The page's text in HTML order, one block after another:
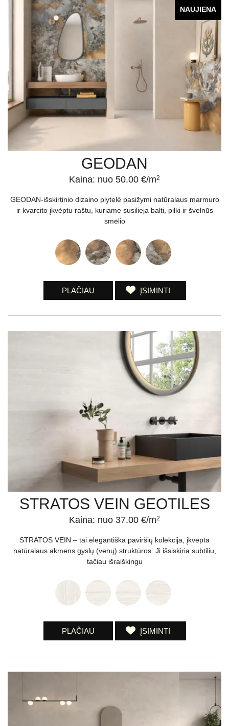
NAUJIENA
GEODAN
Kaina: nuo 50.00 €/m2
GEODAN-išskirtinio dizaino plytelė pasižymi natūralaus marmuro
ir kvarcito įkvėptu raštu, kuriame susilieja balti, pilki ir švelnūs
smėlio
PLAČIAU ĮSIMINTI
STRATOS VEIN GEOTILES
Kaina: nuo 37.00 €/m2
STRATOS VEIN – tai elegantiška paviršių kolekcija, įkvėpta
natūralaus akmens gyslų (venų) struktūros. Ji išsiskiria subtiliu,
tačiau išraiškingu
PLAČIAU ĮSIMINTI